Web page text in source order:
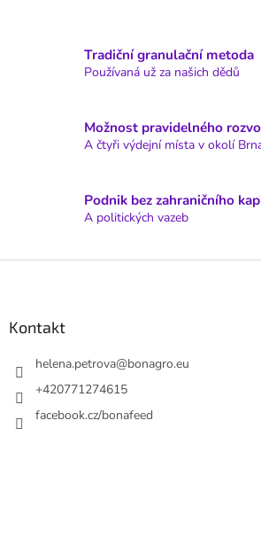
p
r
y
v
i
s
Tradiční granulační metoda
Používaná už za našich dědů
Možnost pravidelného
A čtyři výdejní místa v okolí
Podnik bez zahraničního
A politických vazeb
Kontakt
helena.petrova@bonagro.eu
+420771274615
facebook.cz/bonafeed